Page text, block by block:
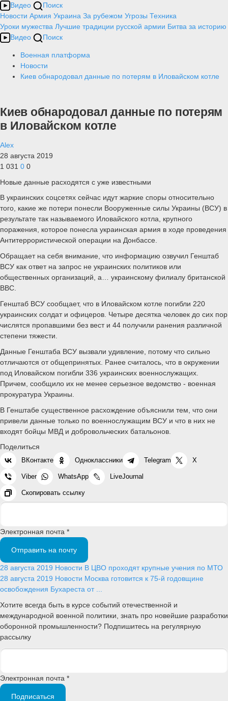
Видео
Поиск
Новости Армия Украина За рубежом Угрозы Техника
Уроки мужества Лучшие традиции русской армии Битва за историю
Видео
Поиск
Военная платформа
Новости
Киев обнародовал данные по потерям в Иловайском котле
Киев обнародовал данные по потерям
в Иловайском котле
Alex
28 августа 2019
1 031 0 0
Новые данные расходятся с уже известными
В украинских соцсетях сейчас идут жаркие споры относительно
того, какие же потери понесли Вооруженные силы Украины (ВСУ) в
результате так называемого Иловайского котла, крупного
поражения, которое понесла украинская армия в ходе проведения
Антитеррористической операции на Донбассе.
Обращает на себя внимание, что информацию озвучил Генштаб
ВСУ как ответ на запрос не украинских политиков или
общественных организаций, а… украинскому филиалу британской
ВВС.
Генштаб ВСУ сообщает, что в Иловайском котле погибли 220
украинских солдат и офицеров. Четыре десятка человек до сих пор
числятся пропавшими без вест и 44 получили ранения различной
степени тяжести.
Данные Генштаба ВСУ вызвали удивление, потому что сильно
отличаются от общепринятых. Ранее считалось, что в окружении
под Иловайском погибли 336 украинских военнослужащих.
Причем, сообщило их не менее серьезное ведомство - военная
прокуратура Украины.
В Генштабе существенное расхождение объяснили тем, что они
привели данные только по военнослужащим ВСУ и что в них не
входят бойцы МВД и добровольческих батальонов.
Поделиться
ВКонтакте Одноклассники Telegram X
Viber WhatsApp LiveJournal
Скопировать ссылку
Электронная почта *
Отправить на почту
28 августа 2019 Новости В ЦВО проходят крупные учения по МТО
28 августа 2019 Новости Москва готовится к 75-й годовщине
освобождения Бухареста от ...
Хотите всегда быть в курсе событий отечественной и
международной военной политики, знать про новейшие разработки
оборонной промышленности? Подпишитесь на регулярную
рассылку
Электронная почта *
Подписаться